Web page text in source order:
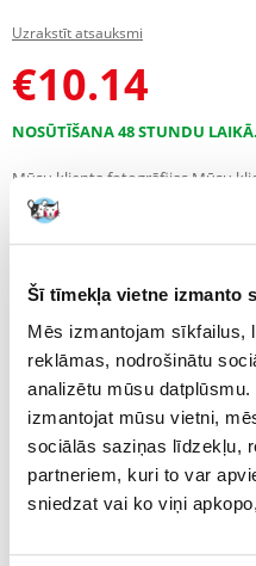
Šī tīmekļa vietne izmanto
Mēs izmantojam sīkfailus,
reklāmas, nodrošinātu
analizētu mūsu
izmantojat mūsu vietni,
sociālās saziņas līdzekļu,
partneriem, kuri to var
sniedzat vai ko viņi
Uzrakstīt atsauksmi
€10.14
NOSŪTĪŠANA 48 STUNDU LAIKĀ.
Mūsu klienta fotogrāfijas Mūsu
Parametri
Zilais
MĀJDZĪVNIEKA
IZMĒRS:
Mazās
šķirnes